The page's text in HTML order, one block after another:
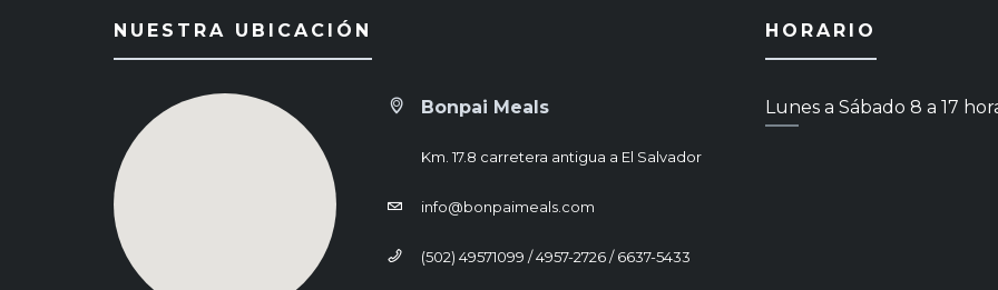
NUESTRA UBICACIÓN
Bonpai Meals
Km. 17.8 carretera antigua a El Salvador
info@bonpaimeals.com
(502) 49571099 / 4957-2726 / 6637-5433
HORARIO
Lunes a Sábado 8 a 17